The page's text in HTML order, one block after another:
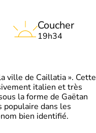
Coucher
19h34
ville de Caillatia ». Cette
italien et très
la forme de Gaëtan
populaire dans les
bien identifié.